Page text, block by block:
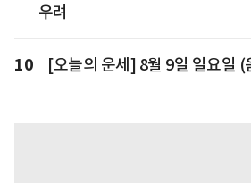
우려
10 [오늘의 운세] 8월 9일 일요일